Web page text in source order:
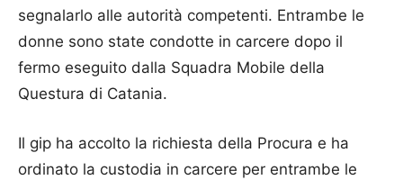
segnalarlo alle autorità competenti. Entrambe le
donne sono state condotte in carcere dopo il
fermo eseguito dalla Squadra Mobile della
Questura di Catania.
Il gip ha accolto la richiesta della Procura e ha
ordinato la custodia in carcere per entrambe le